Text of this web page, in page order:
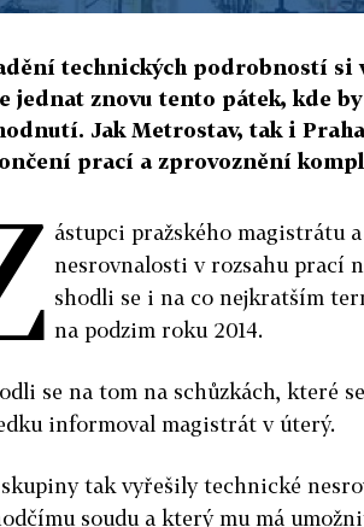
technických podrobností si
jednat znovu tento pátek, kde
Jak Metrostav, tak i
prací a zprovoznění
ástupci pražského magistrátu
nesrovnalosti v rozsahu prací
shodli se i na co nejkratším
na podzim roku 2014.
se na tom na schůzkách, které
informoval magistrát v úterý.
skupiny tak vyřešily technické
soudu a který mu má